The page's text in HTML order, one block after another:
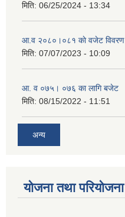
मिति: 06/25/2024 - 13:34
आ.व २०८०।०८१ काे वजेट विवरण
मिति: 07/07/2023 - 10:09
आ. व ०७५। ०७६ का लागि बजेट
मिति: 08/15/2022 - 11:51
अन्य
योजना तथा परियोजना